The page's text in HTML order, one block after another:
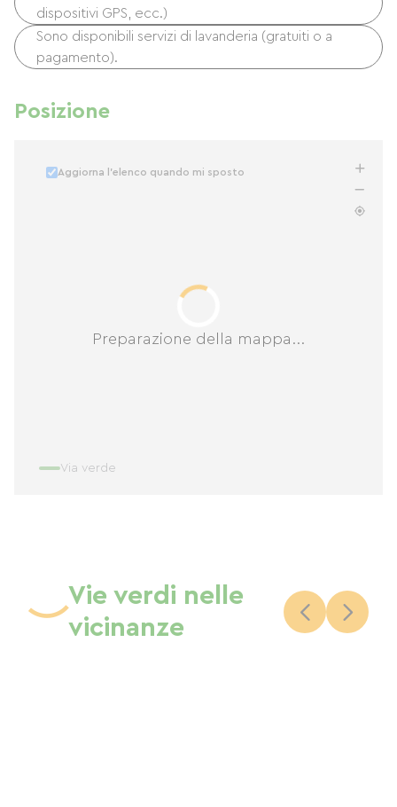
dispositivi GPS, ecc.)
Sono disponibili servizi di lavanderia (gratuiti o a
pagamento).
Posizione
Preparazione della mappa...
Aggiorna l'elenco quando mi sposto
Via verde
Vie verdi nelle
vicinanze